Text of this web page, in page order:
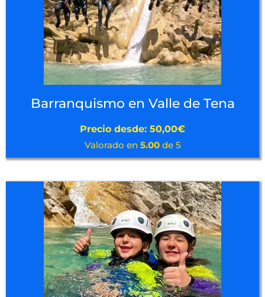
Barranquismo en Valle de Tena
Precio desde: 50,00€
Valorado en 5.00de 5